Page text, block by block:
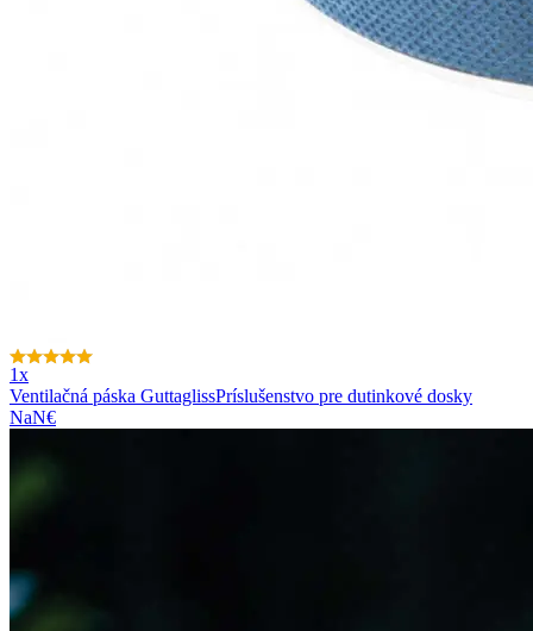
1x
Ventilačná páska GuttaglissPríslušenstvo pre dutinkové dosky
NaN€